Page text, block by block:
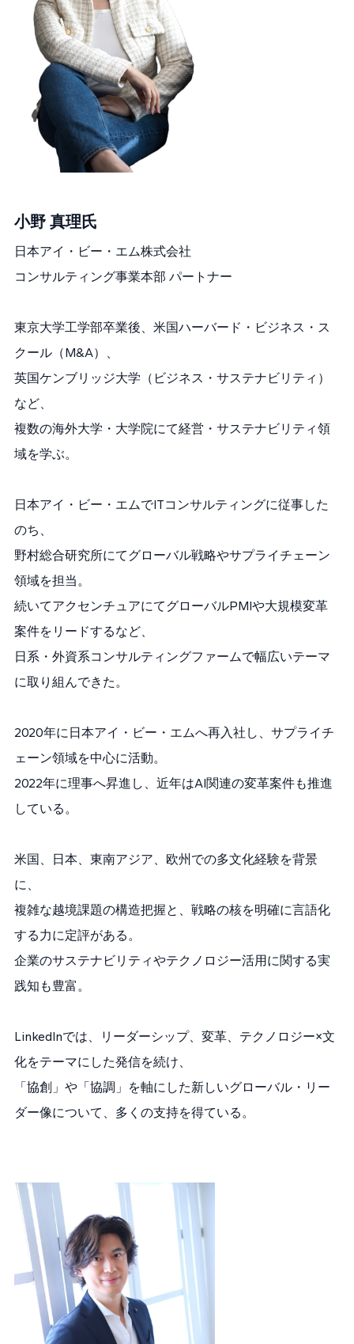
小野 真理 氏
日本アイ・ビー・エム株式会社
コンサルティング事業本部 パートナー
東京大学工学部卒業後、米国ハーバード・ビジネス・ス
クール（M&A）、
英国ケンブリッジ大学（ビジネス・サステナビリティ）
など、
複数の海外大学・大学院にて経営・サステナビリティ領
域を学ぶ。
日本アイ・ビー・エムでITコンサルティングに従事した
のち、
野村総合研究所にてグローバル戦略やサプライチェーン
領域を担当。
続いてアクセンチュアにてグローバルPMIや大規模変革
案件をリードするなど、
日系・外資系コンサルティングファームで幅広いテーマ
に取り組んできた。
2020年に日本アイ・ビー・エムへ再入社し、サプライチ
ェーン領域を中心に活動。
2022年に理事へ昇進し、近年はAI関連の変革案件も推進
している。
米国、日本、東南アジア、欧州での多文化経験を背景
に、
複雑な越境課題の構造把握と、戦略の核を明確に言語化
する力に定評がある。
企業のサステナビリティやテクノロジー活用に関する実
践知も豊富。
LinkedInでは、リーダーシップ、変革、テクノロジー×文
化をテーマにした発信を続け、
「協創」や「協調」を軸にした新しいグローバル・リー
ダー像について、多くの支持を得ている。